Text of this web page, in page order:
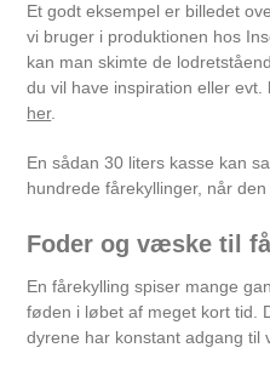
Et godt eksempel er billedet
vi bruger i produktionen hos
kan man skimte de
du vil have inspiration eller evt.
her.
En sådan 30 liters kasse kan
hundrede fårekyllinger, når
Foder og væske til
En fårekylling spiser mange
føden i løbet af meget kort tid.
dyrene har konstant adgang til